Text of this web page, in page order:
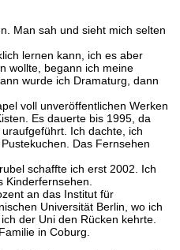
Man sah und sieht mich selten
lernen kann, ich es aber
wollte, begann ich meine
wurde ich Dramaturg, dann
voll unveröffentlichen Werken
Es dauerte bis 1995, da
Ich dachte, ich
Das Fernsehen
schaffte ich erst 2002. Ich
Kinderfernsehen.
an das Institut für
Universität Berlin, wo ich
der Uni den Rücken kehrte.
in Coburg.